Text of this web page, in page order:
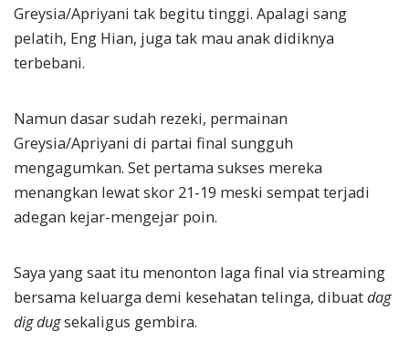
Greysia/Apriyani tak begitu tinggi. Apalagi sang
pelatih, Eng Hian, juga tak mau anak didiknya
terbebani.
Namun dasar sudah rezeki, permainan
Greysia/Apriyani di partai final sungguh
mengagumkan. Set pertama sukses mereka
menangkan lewat skor 21-19 meski sempat terjadi
adegan kejar-mengejar poin.
Saya yang saat itu menonton laga final via streaming
bersama keluarga demi kesehatan telinga, dibuatdag
dig dugsekaligus gembira.